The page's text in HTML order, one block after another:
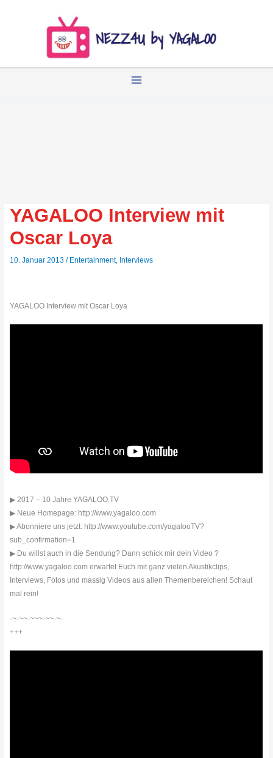
YAGALOO Interview mit
Oscar Loya
10. Januar 2013/ Entertainment, Interviews
YAGALOO Interview mit Oscar Loya
▶ 2017 – 10 Jahre YAGALOO.TV
▶ Neue Homepage: http://www.yagaloo.com
▶ Abonniere uns jetzt: http://www.youtube.com/yagalooTV?
sub_confirmation=1
▶ Du willst auch in die Sendung? Dann schick mir dein Video ?
http://www.yagaloo.com erwartet Euch mit ganz vielen Akustikclips,
Interviews, Fotos und massig Videos aus allen Themenbereichen! Schaut
mal rein!
-~-~~-~~~-~~-~-
+++